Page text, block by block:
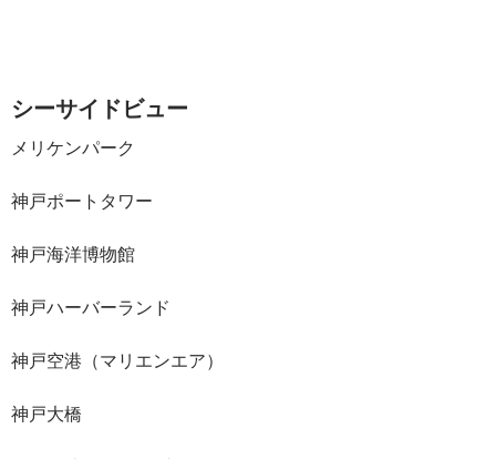
シーサイドビュー
メリケンパーク
神戸ポートタワー
神戸海洋博物館
神戸ハーバーランド
神戸空港（マリエンエア）
神戸大橋